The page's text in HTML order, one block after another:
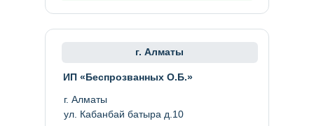
ИП «Беспрозванных О.Б.»
г. Алматы
ул. Кабанбай батыра д.10
г. Алматы